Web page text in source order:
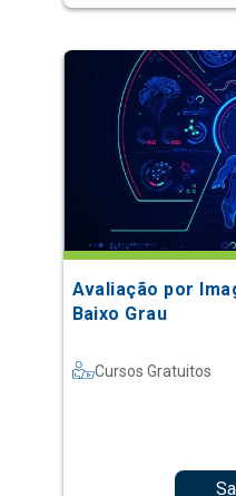
Avaliação por
Baixo Grau
Cursos Gratuitos